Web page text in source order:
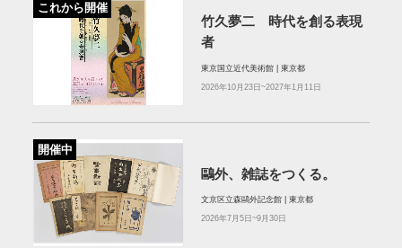
これから開催
竹久夢二 時代を創る表現
者
東京国立近代美術館 | 東京都
2026年10月23日~2027年1月11日
開催中
鷗外、雑誌をつくる。
文京区立森鷗外記念館 | 東京都
2026年7月5日~9月30日